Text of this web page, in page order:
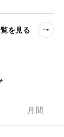
を見る
月間